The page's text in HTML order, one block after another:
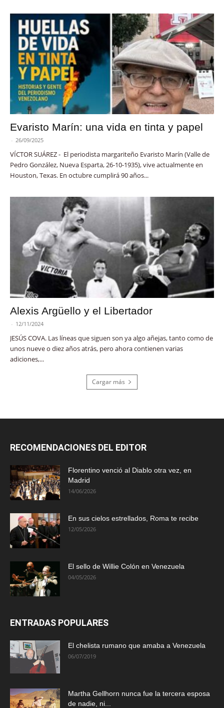
Evaristo Marín: una vida en tinta y papel
- 26/09/2025
VÍCTOR SUÁREZ - El periodista margariteño Evaristo Marín (Valle de
Pedro González, Nueva Esparta, 26-10-1935), vive actualmente en
Houston, Texas. En octubre cumplirá 90 años...
Alexis Argüello y el Libertador
- 12/11/2024
JESÚS COVA. Las líneas que siguen son ya algo añejas, tanto como de
unos nueve o diez años atrás, pero ahora contienen varias
adiciones,...
Cargar más
RECOMENDACIONES DEL EDITOR
Florentino venció al Diablo otra vez, en
Madrid
14/06/2026
En sus cielos estrellados, Roma te recibe
12/05/2026
El sello de Willie Colón en Venezuela
04/05/2026
ENTRADAS POPULARES
El chelista rumano que amaba a Venezuela
06/07/2019
Martha Gellhorn nunca fue la tercera esposa
de nadie, ni...